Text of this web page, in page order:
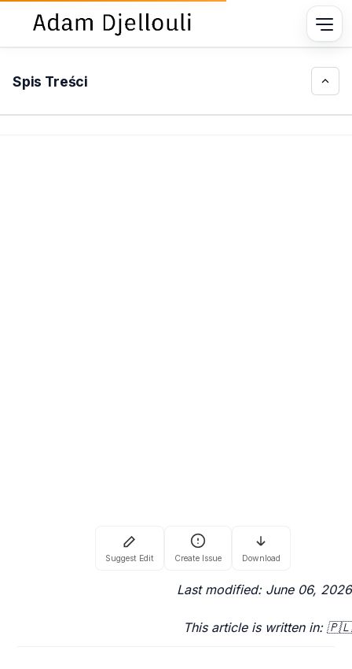
Spis Treści
Last modified: June 06, 2026
This article is written in: 🇵🇱